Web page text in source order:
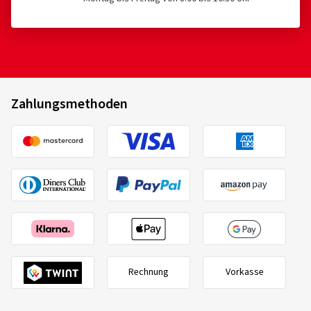
Reifen für Felgen mit einem Nenndurchmesser ≤ 254
Bridgestone 22301
205/55 R16 91H
Fahrzeugtyp:Tesla Model 3 Highland (003) Facelift
10.06.2026
Verifizierter Kauf
Roger R., Schweiz
is very smooth
(Übersetzen)
Zahlungsmethoden
Rechnung Vorkasse